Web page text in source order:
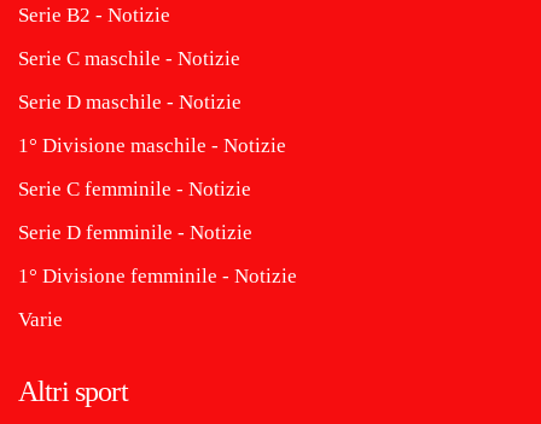
Serie B2 - Notizie
Serie C maschile - Notizie
Serie D maschile - Notizie
1° Divisione maschile - Notizie
Serie C femminile - Notizie
Serie D femminile - Notizie
1° Divisione femminile - Notizie
Varie
Altri sport